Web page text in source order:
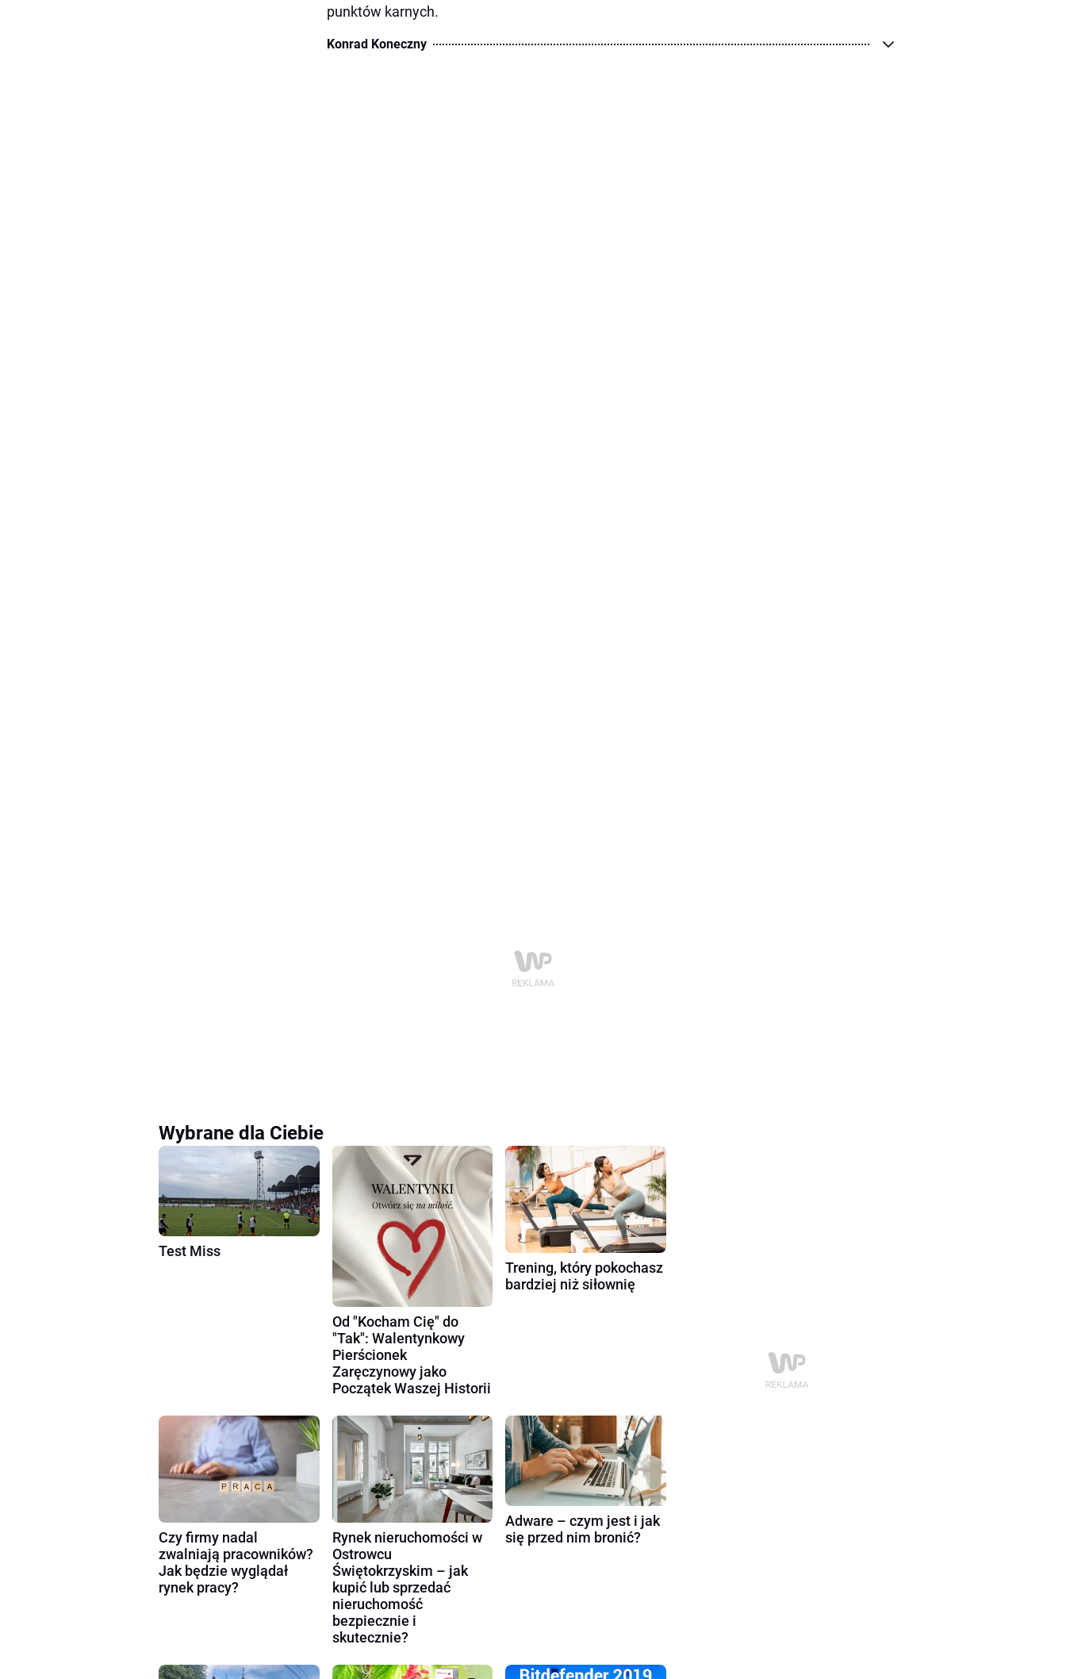
punktów karnych.
Konrad Koneczny
Wybrane dla Ciebie
Test Miss
Od "Kocham Cię" do
"Tak": Walentynkowy
Pierścionek
Zaręczynowy jako
Początek Waszej Historii
Trening, który pokochasz
bardziej niż siłownię
Czy firmy nadal
zwalniają pracowników?
Jak będzie wyglądał
rynek pracy?
Rynek nieruchomości w
Ostrowcu
Świętokrzyskim – jak
kupić lub sprzedać
nieruchomość
bezpiecznie i
skutecznie?
Adware – czym jest i jak
się przed nim bronić?